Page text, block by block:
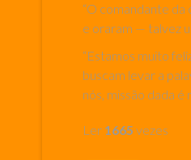
“O comandante
e oraram — talvez
“Estamos muito
buscam levar a
nós, missão dada é
Ler 1665 vezes